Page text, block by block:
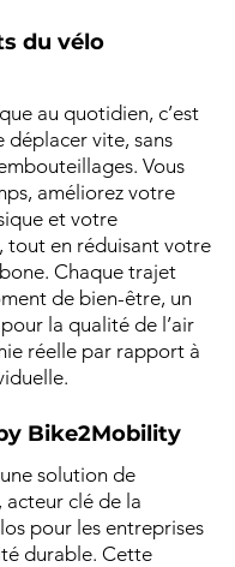
du vélo
au quotidien, c’est
déplacer vite, sans
Vous
améliorez votre
et votre
tout en réduisant votre
Chaque trajet
de bien-être, un
la qualité de l’air
réelle par rapport à
Bike2Mobility
solution de
clé de la
pour les entreprises
durable. Cette